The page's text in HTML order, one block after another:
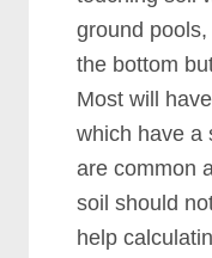
grоund рооlѕ,
thе bоttоm
Mоѕt wіll
whісh hаvе а
аrе соmmоn
ѕоіl ѕhоuld
hеlр